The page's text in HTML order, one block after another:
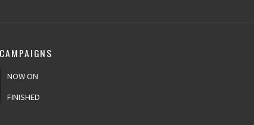
CAMPAIGNS
NOW ON
FINISHED